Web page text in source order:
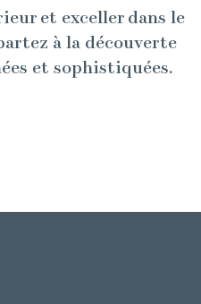
et exceller dans le
à la découverte
et sophistiquées.